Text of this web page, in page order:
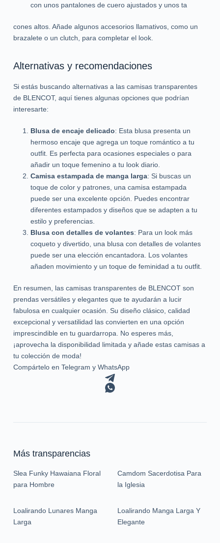
con unos pantalones de cuero ajustados y unos ta
cones altos. Añade algunos accesorios llamativos, como un
brazalete o un clutch, para completar el look.
Alternativas y recomendaciones
Si estás buscando alternativas a las camisas transparentes
de BLENCOT, aquí tienes algunas opciones que podrían
interesarte:
Blusa de encaje delicado: Esta blusa presenta un
hermoso encaje que agrega un toque romántico a tu
outfit. Es perfecta para ocasiones especiales o para
añadir un toque femenino a tu look diario.
Camisa estampada de manga larga: Si buscas un
toque de color y patrones, una camisa estampada
puede ser una excelente opción. Puedes encontrar
diferentes estampados y diseños que se adapten a tu
estilo y preferencias.
Blusa con detalles de volantes: Para un look más
coqueto y divertido, una blusa con detalles de volantes
puede ser una elección encantadora. Los volantes
añaden movimiento y un toque de feminidad a tu outfit.
En resumen, las camisas transparentes de BLENCOT son
prendas versátiles y elegantes que te ayudarán a lucir
fabulosa en cualquier ocasión. Su diseño clásico, calidad
excepcional y versatilidad las convierten en una opción
imprescindible en tu guardarropa. No esperes más,
¡aprovecha la disponibilidad limitada y añade estas camisas a
tu colección de moda!
Compártelo en Telegram y WhatsApp
Más transparencias
Slea Funky Hawaiana Floral
para Hombre
Camdom Sacerdotisa Para
la Iglesia
Loalirando Lunares Manga
Larga
Loalirando Manga Larga Y
Elegante